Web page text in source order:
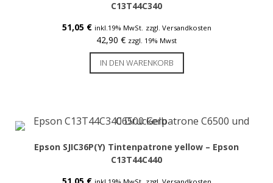
Etiketten Seiko Instruments
Original Seiko Etiketten
C13T44C340
51,05 € inkl.19% MwSt. zzgl. Versandkosten
42,90 € zzgl. 19% Mwst
IN DEN WARENKORB
Epson SJIC36P(Y) Tintenpatrone yellow – Epson
C13T44C440
51,05 €